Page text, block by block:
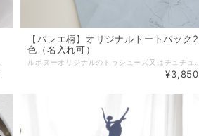
【バレエ柄】オリジナルトートバック2
色（名入れ可）
¥3,850